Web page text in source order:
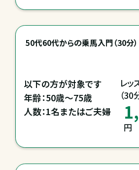
50代60代からの乗馬入門（30分
以下の方が対象です
年齢：50歳～75歳
人数：1名またはご夫婦
レッ
（30
円